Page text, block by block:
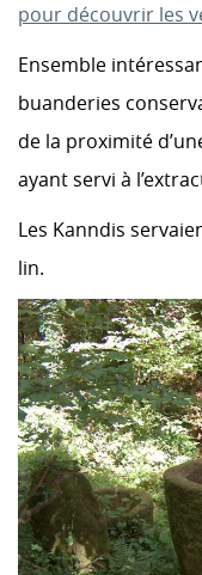
pour découvrir les
Ensemble
buanderies
de la proximité
ayant servi à
Les Kanndis
lin.